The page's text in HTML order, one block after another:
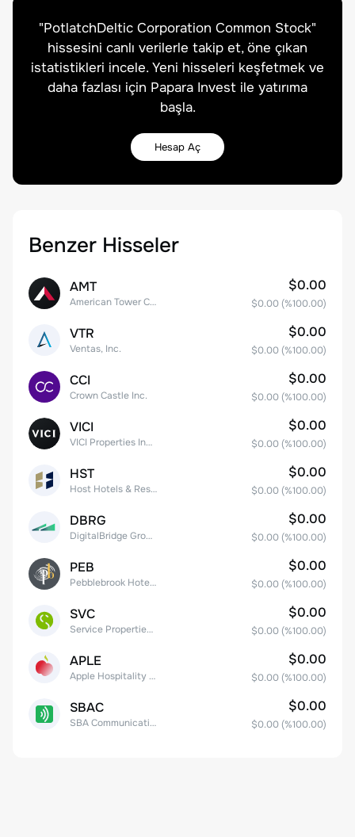
"PotlatchDeltic Corporation Common Stock"
hissesini canlı verilerle takip et, öne çıkan
istatistikleri incele. Yeni hisseleri keşfetmek ve
daha fazlası için Papara Invest ile yatırıma
başla.
Hesap Aç
Benzer Hisseler
AMT
American Tower Corporation
$0.00
$0.00 (%100.00)
VTR
Ventas, Inc.
$0.00
$0.00 (%100.00)
CCI
Crown Castle Inc.
$0.00
$0.00 (%100.00)
VICI
VICI Properties Inc. Common Stock
$0.00
$0.00 (%100.00)
HST
Host Hotels & Resorts, Inc.
$0.00
$0.00 (%100.00)
DBRG
DigitalBridge Group, Inc.
$0.00
$0.00 (%100.00)
PEB
Pebblebrook Hotel Trust
$0.00
$0.00 (%100.00)
SVC
Service Properties Trust Common Stock
$0.00
$0.00 (%100.00)
APLE
Apple Hospitality REIT, Inc.
$0.00
$0.00 (%100.00)
SBAC
SBA Communications Corp
$0.00
$0.00 (%100.00)